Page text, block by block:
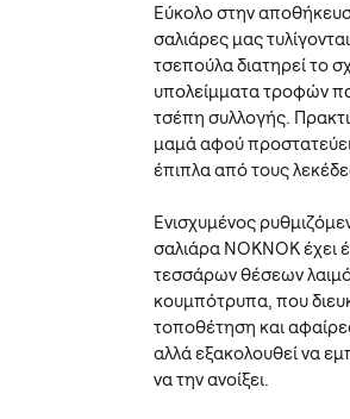
Εύκολο στην
σαλιάρες μας
τσεπούλα διατηρεί το
υπολείμματα τροφών
τσέπη συλλογής.
μαμά αφού
έπιπλα από τους
Ενισχυμένος
σαλιάρα ΝΟΚΝΟΚ έχει
τεσσάρων θέσεων
κουμπότρυπα, που
τοποθέτηση και
αλλά εξακολουθεί να
να την ανοίξει.